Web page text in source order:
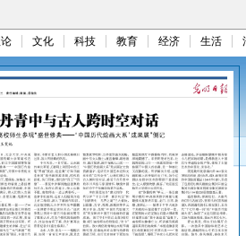
文化 科技 教育 经济 生活